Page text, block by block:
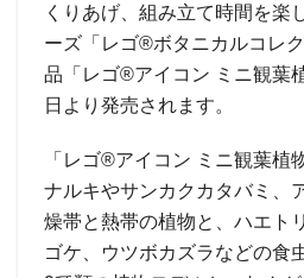
くりあげ、組み立て時間を楽
ーズ「レゴ®ボタニカルコレ
品「レゴ®アイコン ミニ観葉
日より発売されます。
「レゴ®アイコン ミニ観葉植
ナルキやサンカクカタバミ、
燥帯と熱帯の植物と、ハエト
ゴケ、ウツボカズラなどの食